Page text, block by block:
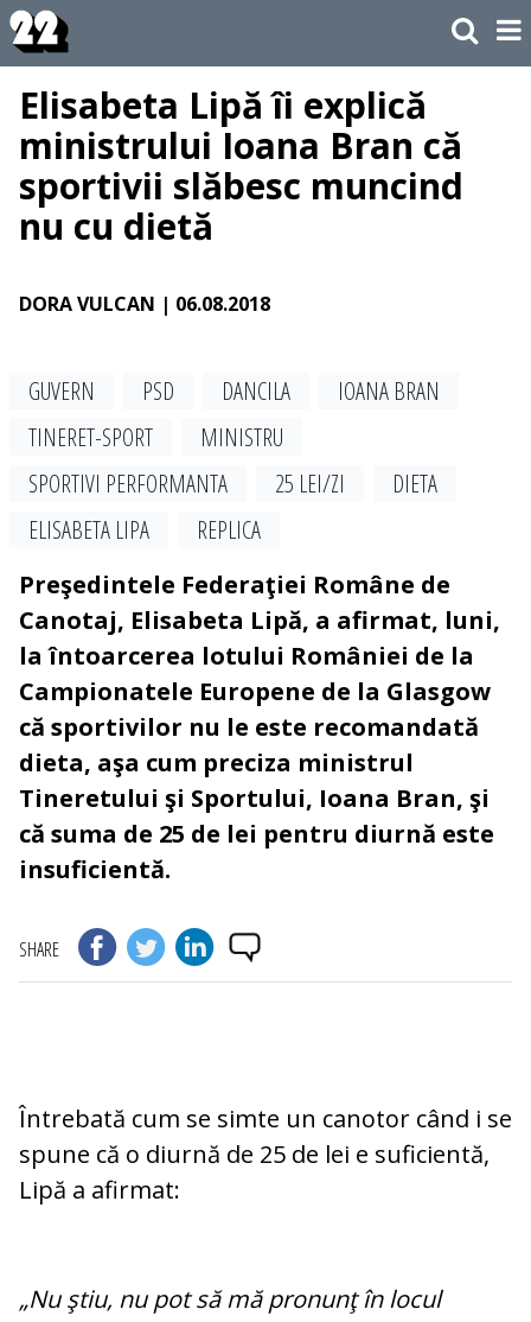
Elisabeta Lipă îi explică
ministrului Ioana Bran că
sportivii slăbesc muncind
nu cu dietă
DORA VULCAN | 06.08.2018
GUVERN PSD DANCILA
IOANA BRAN
TINERET-SPORT
MINISTRU
SPORTIVI PERFORMANTA
25 LEI/ZI
DIETA
ELISABETA LIPA
REPLICA
Preşedintele Federaţiei Române de
Canotaj, Elisabeta Lipă, a afirmat, luni,
la întoarcerea lotului României de la
Campionatele Europene de la Glasgow
că sportivilor nu le este recomandată
dieta, aşa cum preciza ministrul
Tineretului şi Sportului, Ioana Bran, şi
că suma de 25 de lei pentru diurnă este
insuficientă.
SHARE
Întrebată cum se simte un canotor când i se
spune că o diurnă de 25 de lei e suficientă,
Lipă a afirmat:
„Nu ştiu, nu pot să mă pronunţ în locul